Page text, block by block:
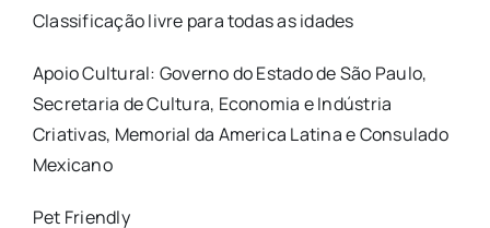
Classificação livre para todas as idades
Apoio Cultural: Governo do Estado de São Paulo,
Secretaria de Cultura, Economia e Indústria
Criativas, Memorial da America Latina e Consulado
Mexicano
Pet Friendly